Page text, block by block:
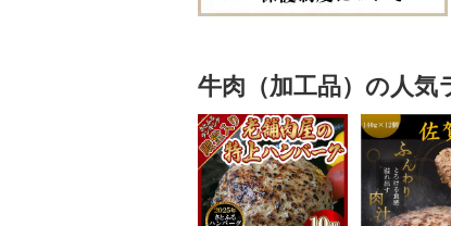
牛肉（加工品）の人気